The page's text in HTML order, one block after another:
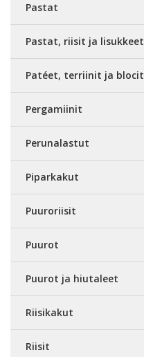
Pastat
Pastat, riisit ja lisukkeet
Patéet, terriinit ja blocit
Pergamiinit
Perunalastut
Piparkakut
Puuroriisit
Puurot
Puurot ja hiutaleet
Riisikakut
Riisit